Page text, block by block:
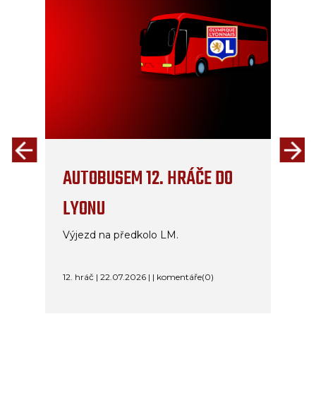
AUTOBUSEM 12. HRÁČE DO
LYONU
Výjezd na předkolo LM.
12. hráč | 22.07.2026 | | komentáře(0)